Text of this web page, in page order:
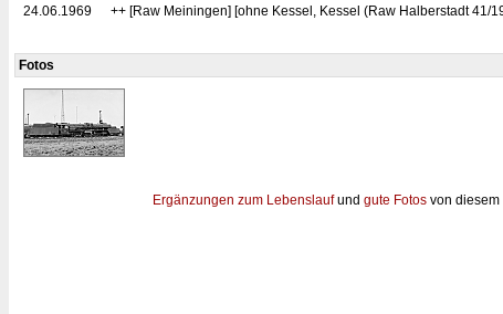
24.06.1969
++ [Raw Meiningen] [ohne Kessel, Kessel (Raw Halberstadt 41/
Fotos
Ergänzungen zum Lebenslaufund gute Fotos von diesem